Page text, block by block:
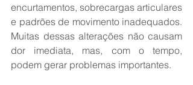
encurtamentos, sobrecargas articulares
e padrões de movimento inadequados.
Muitas dessas alterações não causam
dor imediata, mas, com o tempo,
podem gerar problemas importantes.